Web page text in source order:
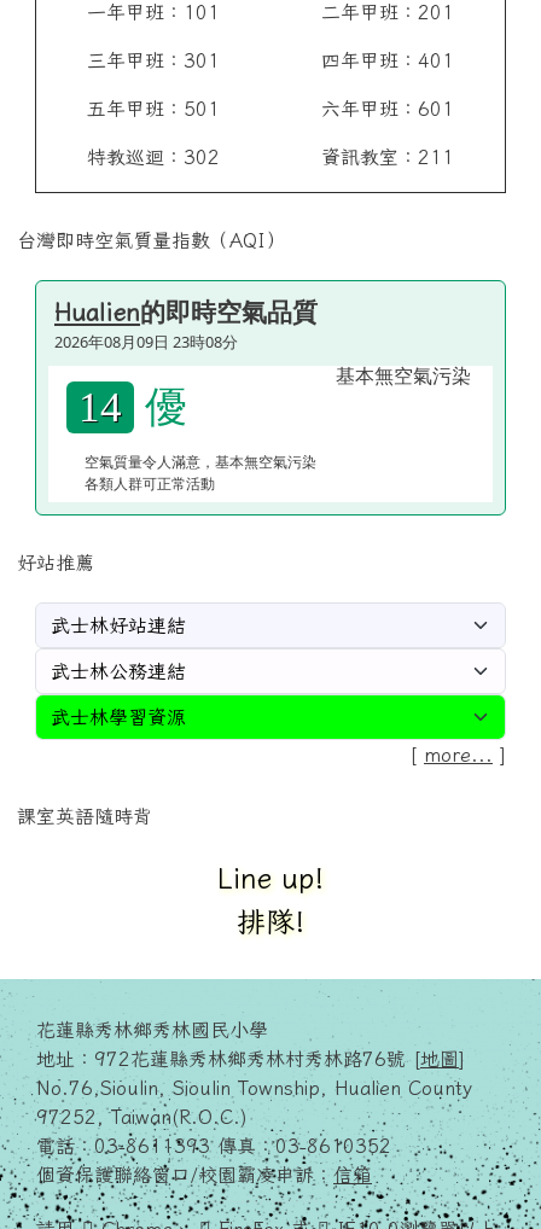
一年甲班：101
三年甲班：301
五年甲班：501
特教巡迴：302
二年甲班：201
四年甲班：401
六年甲班：601
資訊教室：211
台灣即時空氣質量指數（AQI）
Hualien的即時空氣品質
2026年08月09日 23時08分
14 優
空氣質量令人滿意，基本無空氣污染
各類人群可正常活動
好站推薦
[ more... ]
課室英語隨時背
Line up!
排隊!
花蓮縣秀林鄉秀林國民小學
地址：972花蓮縣秀林鄉秀林村秀林路76號 [地圖]
No.76,Sioulin, Sioulin Township, Hualien County
97252, Taiwan(R.O.C.)
電話：03-8611393 傳真：03-8610352
個資保護聯絡窗口/校園霸凌申訴： 信箱